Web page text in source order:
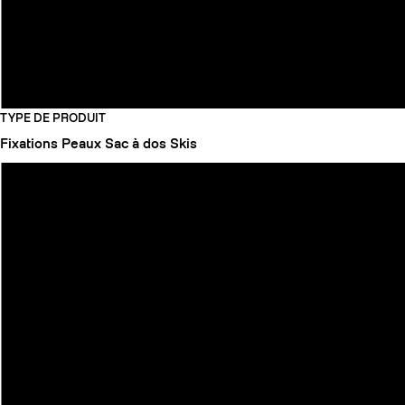
TYPE DE PRODUIT
Fixations Peaux Sac à dos Skis